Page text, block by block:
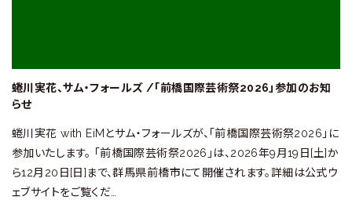
蜷川実花、サム・フォールズ /「前橋国際芸術祭2026」参加のお知
らせ
蜷川実花 with EiMとサム・フォールズが、「前橋国際芸術祭2026」に
参加いたします。 「前橋国際芸術祭2026」は、2026年9月19日[土]か
ら12月20日[日]まで、群馬県前橋市にて開催されます。詳細は公式ウ
ェブサイトをご覧くだ…